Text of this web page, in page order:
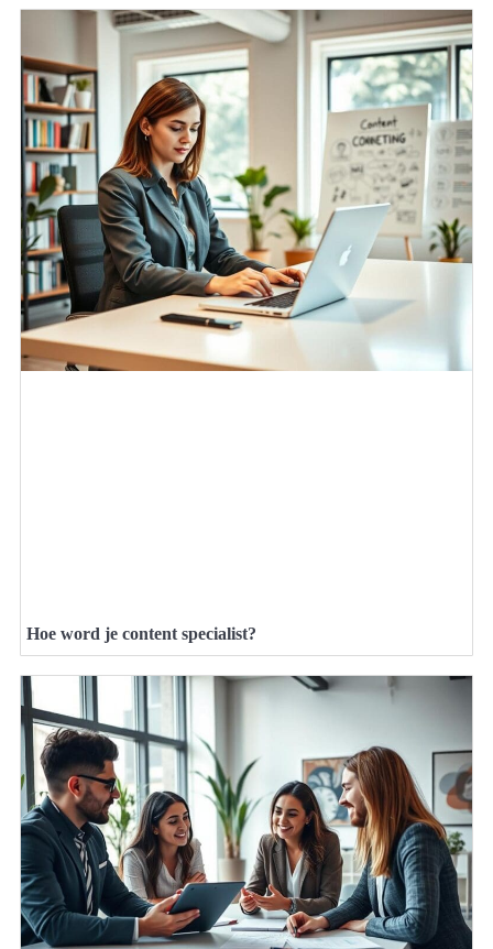
Hoe word je content specialist?